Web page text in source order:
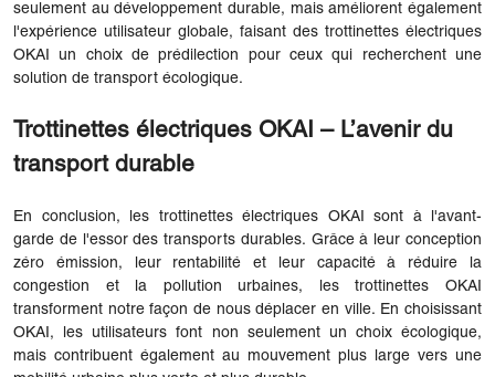
seulement au développement durable, mais améliorent également
l'expérience utilisateur globale, faisant des trottinettes électriques
OKAI un choix de prédilection pour ceux qui recherchent une
solution de transport écologique.
Trottinettes électriques OKAI – L’avenir du
transport durable
En conclusion, les trottinettes électriques OKAI sont à l'avant-
garde de l'essor des transports durables. Grâce à leur conception
zéro émission, leur rentabilité et leur capacité à réduire la
congestion et la pollution urbaines, les trottinettes OKAI
transforment notre façon de nous déplacer en ville. En choisissant
OKAI, les utilisateurs font non seulement un choix écologique,
mais contribuent également au mouvement plus large vers une